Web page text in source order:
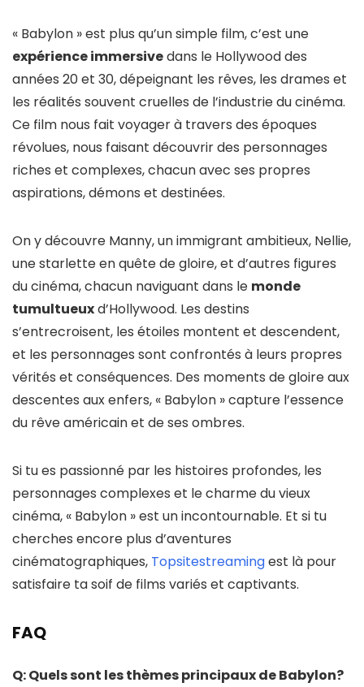
« Babylon » est plus qu’un simple film, c’est une
expérience immersivedans le Hollywood des
années 20 et 30, dépeignant les rêves, les drames et
les réalités souvent cruelles de l’industrie du cinéma.
Ce film nous fait voyager à travers des époques
révolues, nous faisant découvrir des personnages
riches et complexes, chacun avec ses propres
aspirations, démons et destinées.
On y découvre Manny, un immigrant ambitieux, Nellie,
une starlette en quête de gloire, et d’autres figures
du cinéma, chacun naviguant dans le monde
tumultueuxd’Hollywood. Les destins
s’entrecroisent, les étoiles montent et descendent,
et les personnages sont confrontés à leurs propres
vérités et conséquences. Des moments de gloire aux
descentes aux enfers, « Babylon » capture l’essence
du rêve américain et de ses ombres.
Si tu es passionné par les histoires profondes, les
personnages complexes et le charme du vieux
cinéma, « Babylon » est un incontournable. Et si tu
cherches encore plus d’aventures
cinématographiques, Topsitestreamingest là pour
satisfaire ta soif de films variés et captivants.
FAQ
Q: Quels sont les thèmes principaux de Babylon?